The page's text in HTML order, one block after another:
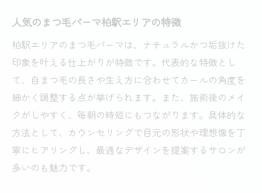
人気のまつ毛パーマ柏駅エリアの特徴
柏駅エリアのまつ毛パーマは、ナチュラルかつ垢抜けた
印象を叶える仕上がりが特徴です。代表的な特徴とし
て、自まつ毛の長さや生え方に合わせてカールの角度を
細かく調整する点が挙げられます。また、施術後のメイ
クがしやすく、毎朝の時短にもつながります。具体的な
方法として、カウンセリングで目元の形状や理想像を丁
寧にヒアリングし、最適なデザインを提案するサロンが
多いのも魅力です。